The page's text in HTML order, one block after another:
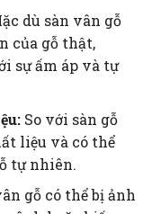
dù sàn vân gỗ
của gỗ thật,
sự ấm áp và tự
So với sàn gỗ
liệu và có thể
tự nhiên.
gỗ có thể bị ảnh